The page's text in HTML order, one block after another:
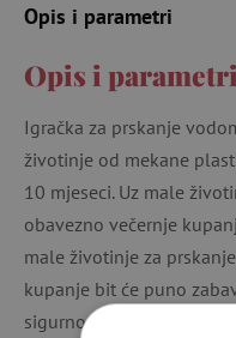
Opis i parametri
Opis i parametri
Igračka za prskanje
životinje od mekane
10 mjeseci. Uz male
obavezno večernje
male životinje za
kupanje bit će puno
sigurno će vam brzo